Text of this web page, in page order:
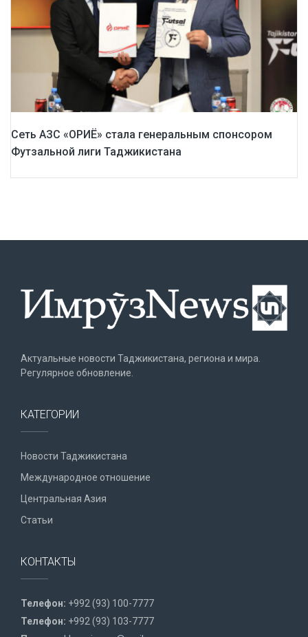
Сеть АЗС «ОРИЁ» стала генеральным спонсором
Футзальной лиги Таджикистана
Актуальные новости Таджикистана, региона и мира.
Регулярное обновление.
КАТЕГОРИИ
Новости Таджикистана
Международное отношение
Центральная Азия
Статьи
КОНТАКТЫ
Телефон: +992 (93) 100-7777
Телефон: +992 (93) 103-7777